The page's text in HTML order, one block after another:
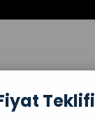
Teklifi